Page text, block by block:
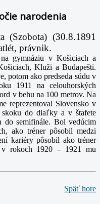
narodenia
(Szobota) (30.8.1891
právnik.
na gymnáziu v Košiciach a
Kluži a Budapešti.
potom ako predseda súdu v
1911 na celouhorských
v behu na 100 metrov. Na
reprezentoval Slovensko v
do diaľky a v štafete
do semifinále. Bol vedúcim
ako tréner pôsobil medzi
kariéry pôsobil ako tréner
v rokoch 1920 – 1921 mu
Späť hore